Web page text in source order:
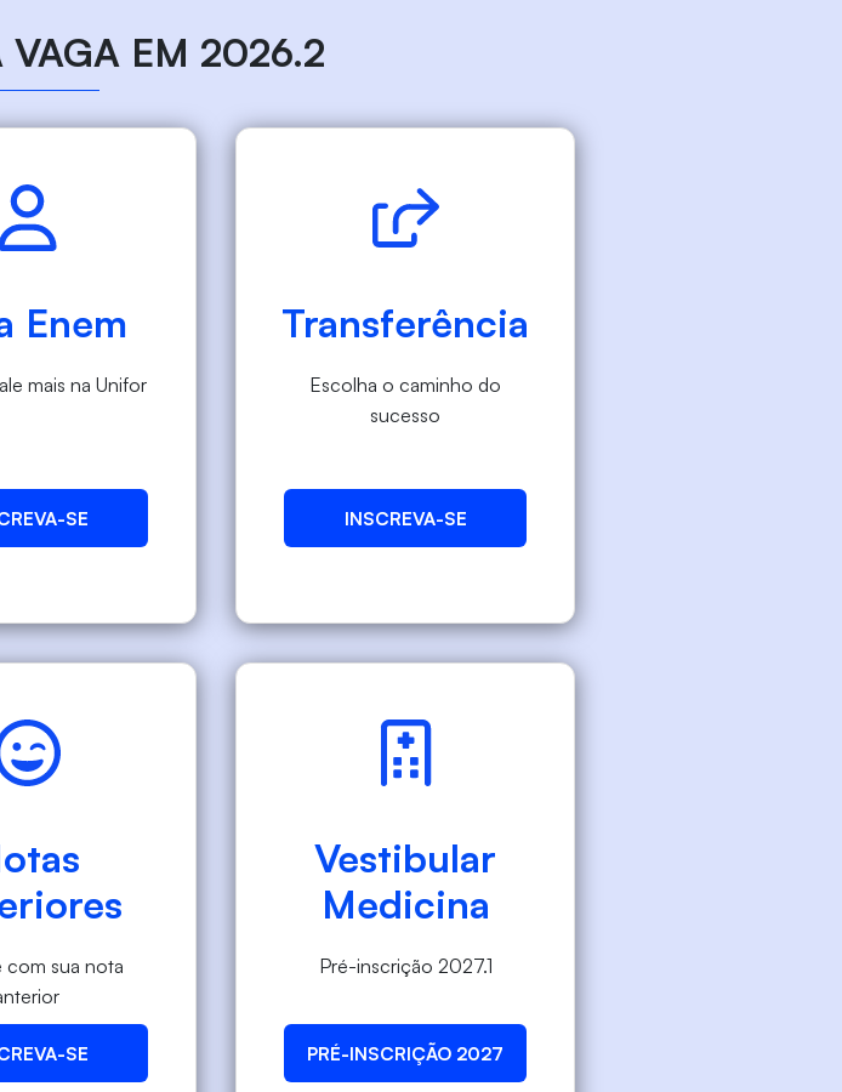
VAGA EM 2026.2
Enem
mais na Unifor
SE
Transferência
Escolha o caminho do
sucesso
INSCREVA-SE
com sua nota
SE
Vestibular
Medicina
Pré-inscrição 2027.1
PRÉ-INSCRIÇÃO 2027